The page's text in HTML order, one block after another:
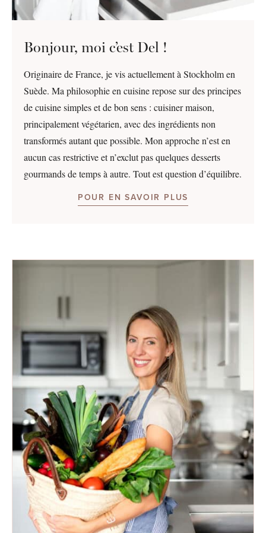
Bonjour, moi c’est Del !
Originaire de France, je vis actuellement à Stockholm en
Suède. Ma philosophie en cuisine repose sur des principes
de cuisine simples et de bon sens : cuisiner maison,
principalement végétarien, avec des ingrédients non
transformés autant que possible. Mon approche n’est en
aucun cas restrictive et n’exclut pas quelques desserts
gourmands de temps à autre. Tout est question d’équilibre.
POUR EN SAVOIR PLUS